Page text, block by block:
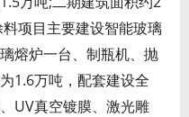
项目主要建设智能玻璃
熔炉一台、制瓶机、抛
1.6万吨，配套建设全
UV真空镀膜、激光雕